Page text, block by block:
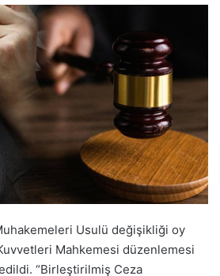
Usulü değişikliği oy
Mahkemesi düzenlemesi
“Birleştirilmiş Ceza